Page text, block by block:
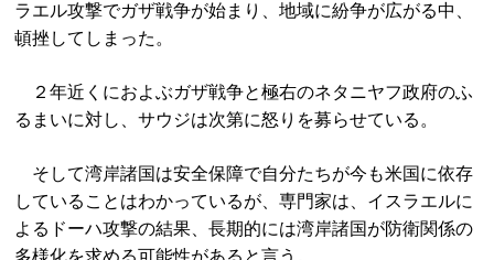
ラエル攻撃でガザ戦争が始まり、地域に紛争が広がる中、
頓挫してしまった。
２年近くにおよぶガザ戦争と極右のネタニヤフ政府のふ
るまいに対し、サウジは次第に怒りを募らせている。
そして湾岸諸国は安全保障で自分たちが今も米国に依存
していることはわかっているが、専門家は、イスラエルに
よるドーハ攻撃の結果、長期的には湾岸諸国が防衛関係の
多様化を求める可能性があると言う。